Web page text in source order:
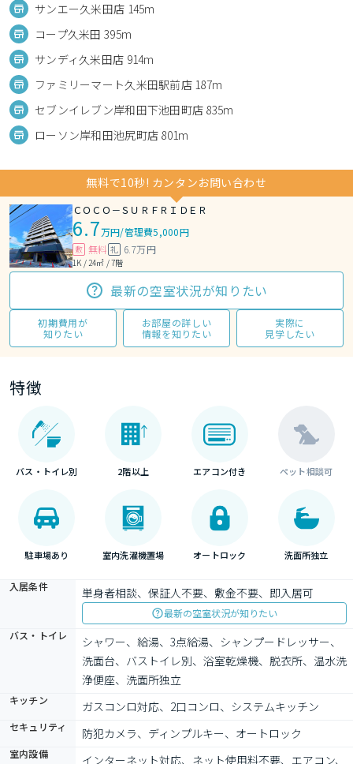
サンエー久米田店 145m
コープ久米田 395m
サンディ久米田店 914m
ファミリーマート久米田駅前店 187m
セブンイレブン岸和田下池田町店 835m
ローソン岸和田池尻町店 801m
無料で10秒! カンタンお問い合わせ
ＣＯＣＯ－ＳＵＲＦＲＩＤＥＲ
6.7万円/管理費5,000円
敷 無料 礼 6.7万円
1K / 24㎡ / 7階
最新の空室状況が知りたい
初期費用が
知りたい
お部屋の詳しい
情報を知りたい
実際に
見学したい
特徴
バス・トイレ別 2階以上 エアコン付き ペット相談可
駐車場あり 室内洗濯機置場 オートロック 洗面所独立
入居条件 単身者相談、保証人不要、敷金不要、即入居可
最新の空室状況が知りたい
バス・トイレ
シャワー、給湯、3点給湯、シャンプードレッサー、
洗面台、バストイレ別、浴室乾燥機、脱衣所、温水洗
浄便座、洗面所独立
キッチン ガスコンロ対応、2口コンロ、システムキッチン
セキュリティ 防犯カメラ、ディンプルキー、オートロック
室内設備
インターネット対応、ネット使用料不要、エアコン、